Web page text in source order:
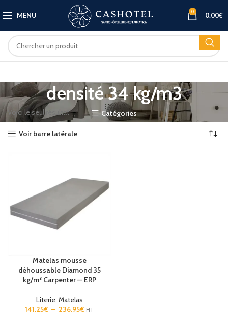
MENU 0 0.00€
densité 34 kg/m3
Catégories
Voici le seul résultat
Voir barre latérale
Matelas mousse
déhoussable Diamond 35
kg/m³ Carpenter — ERP
Literie, Matelas
141.25€ – 236.95€ HT